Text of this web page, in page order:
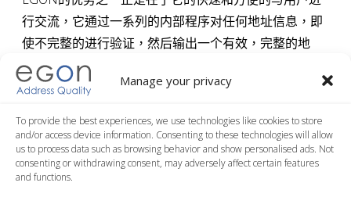
Manage your privacy
To provide the best experiences, we use technologies like cookies to store
and/or access device information. Consenting to these technologies will allow
us to process data such as browsing behavior and show personalised ads. Not
consenting or withdrawing consent, may adversely affect certain features
and functions.
行交流，它通过一系列的内部程序对任何地址信息，即
使不完整的进行验证，然后输出一个有效，完整的地
址，并已完全规范化可用于直接邮寄。
解，请不要犹豫，我们联系吧。